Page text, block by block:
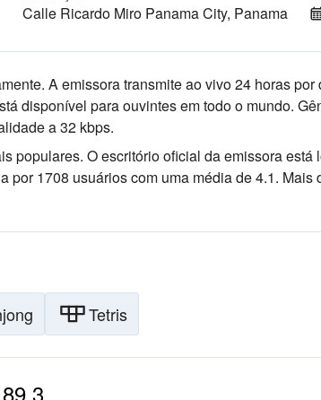
Calle Ricardo Miro Panama City, Panama
A emissora transmite ao vivo 24 horas por
disponível para ouvintes em todo o mundo.
a 32 kbps.
populares. O escritório oficial da emissora
por 1708 usuários com uma média de 4.1.
Tetris